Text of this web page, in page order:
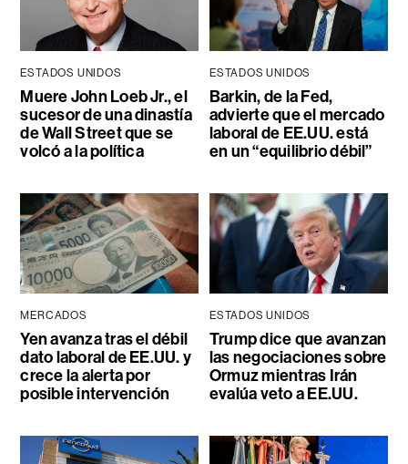
ESTADOS UNIDOS
Muere John Loeb Jr., el
sucesor de una dinastía
de Wall Street que se
volcó a la política
ESTADOS UNIDOS
Barkin, de la Fed,
advierte que el mercado
laboral de EE.UU. está
en un “equilibrio débil”
MERCADOS
Yen avanza tras el débil
dato laboral de EE.UU. y
crece la alerta por
posible intervención
ESTADOS UNIDOS
Trump dice que avanzan
las negociaciones sobre
Ormuz mientras Irán
evalúa veto a EE.UU.